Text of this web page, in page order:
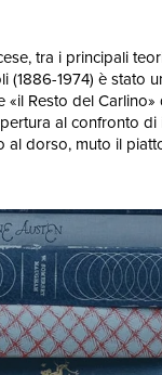
tra i principali
1974) è stato
Resto del
al confronto
dorso, muto il